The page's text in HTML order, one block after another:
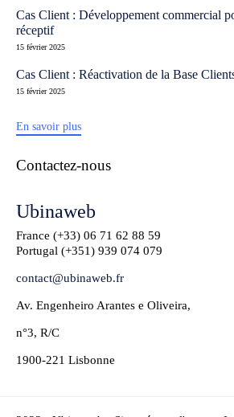
Cas Client : Développement commercial
réceptif
15 février 2025
Cas Client : Réactivation de la Base
15 février 2025
En savoir plus
Contactez-nous
Ubinaweb
France (+33) 06 71 62 88 59
Portugal (+351) 939 074 079
contact@ubinaweb.fr
Av. Engenheiro Arantes e Oliveira,
n°3, R/C
1900-221 Lisbonne